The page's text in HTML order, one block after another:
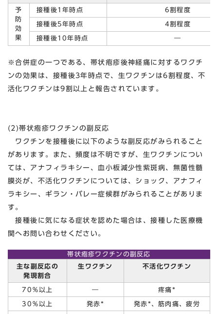
予
防
効
果
接種後1年時点 6割程度
接種後5年時点 4割程度
接種後10年時点 ―
※合併症の一つである、帯状疱疹後神経痛に対するワクチ
ンの効果は、接種後3年時点で、生ワクチンは6割程度、不
活化ワクチンは9割以上と報告されています。
(2)帯状疱疹ワクチンの副反応
ワクチンを接種後に以下のような副反応がみられること
があります。また、頻度は不明ですが、生ワクチンについ
ては、アナフィラキシー、血小板減少性紫斑病、無菌性髄
膜炎が、不活化ワクチンについては、ショック、アナフィ
ラキシー、ギラン・バレー症候群がみられることがありま
す。
接種後に気になる症状を認めた場合は、接種した医療機
関へお問い合わせください。
帯状疱疹ワクチンの副反応
主な副反応の
発現割合
生ワクチン 不活化ワクチン
70％以上 ― 疼痛*
30％以上 発赤* 発赤*、筋肉痛、疲労